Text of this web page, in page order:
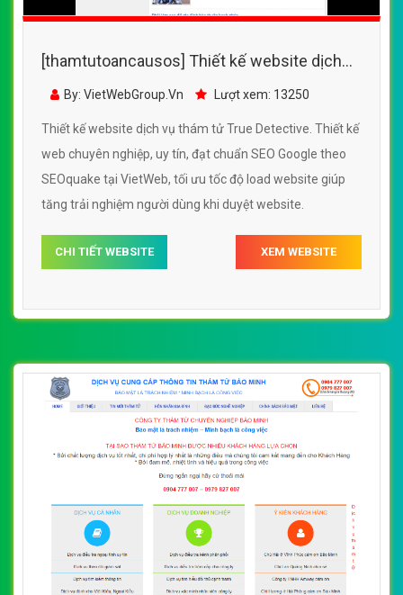
[thamtutoancausos] Thiết kế website dịch
vụ thám tử True Detective đẹp SEO tốt
By: VietWebGroup.Vn Lượt xem: 13250
Thiết kế website dịch vụ thám tử True Detective. Thiết kế
web chuyên nghiệp, uy tín, đạt chuẩn SEO Google theo
SEOquake tại VietWeb, tối ưu tốc độ load website giúp
tăng trải nghiệm người dùng khi duyệt website.
CHI TIẾT WEBSITE XEM WEBSITE